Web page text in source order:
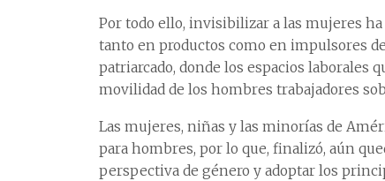
Por todo ello, invisibilizar a las mujeres
tanto en productos como en impulsores
patriarcado, donde los espacios laborales
movilidad de los hombres trabajadores
Las mujeres, niñas y las minorías de
para hombres, por lo que, finalizó, aún
perspectiva de género y adoptar los